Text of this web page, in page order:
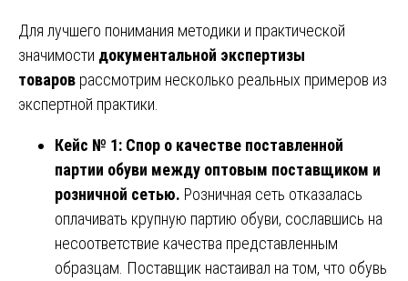
Для лучшего понимания методики и практической
значимости документальной экспертизы
товаров рассмотрим несколько реальных примеров из
экспертной практики.
Кейс № 1: Спор о качестве поставленной
партии обуви между оптовым поставщиком и
розничной сетью. Розничная сеть отказалась
оплачивать крупную партию обуви, сославшись на
несоответствие качества представленным
образцам. Поставщик настаивал на том, что обувь